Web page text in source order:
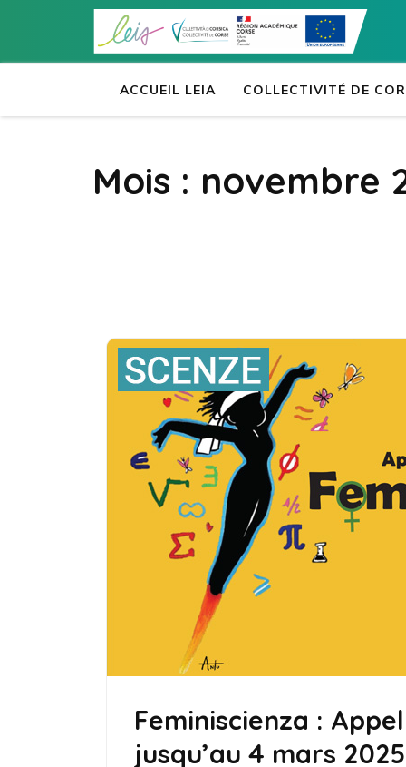
contenu
Entrée)
ACCUEIL LEIA COLLECTIVITÉ DE
Mois : novembre
Feminiscienza :
jusqu’au 4 mars 2025